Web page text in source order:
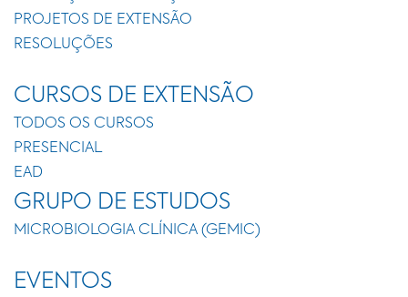
PROJETOS DE EXTENSÃO
RESOLUÇÕES
CURSOS DE EXTENSÃO
TODOS OS CURSOS
PRESENCIAL
EAD
GRUPO DE ESTUDOS
MICROBIOLOGIA CLÍNICA (GEMIC)
EVENTOS